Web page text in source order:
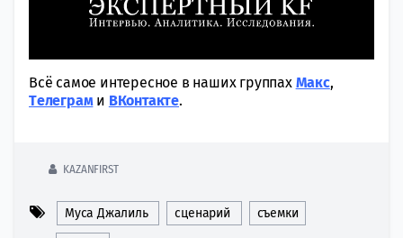
Всё самое интересное в наших группах Макс,
Tелеграми ВКонтакте.
KAZANFIRST
Муса Джалиль сценарий съемки